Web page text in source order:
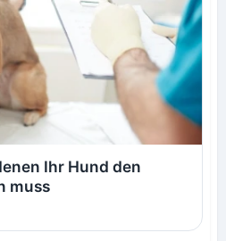
Ihr Hund den
muss